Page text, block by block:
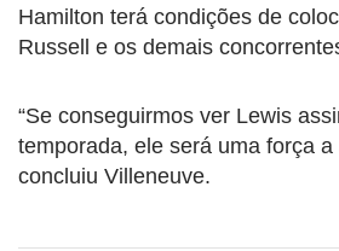
Hamilton terá condições de
Russell e os demais
“Se conseguirmos ver Lewis
temporada, ele será uma força a
concluiu Villeneuve.